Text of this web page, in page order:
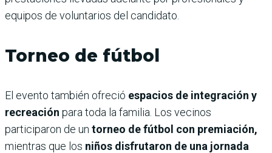
equipos de voluntarios del candidato.
Torneo de fútbol
El evento también ofreció espacios de integración y
recreación para toda la familia. Los vecinos
participaron de un torneo de fútbol con premiación,
mientras que los niños disfrutaron de una jornada